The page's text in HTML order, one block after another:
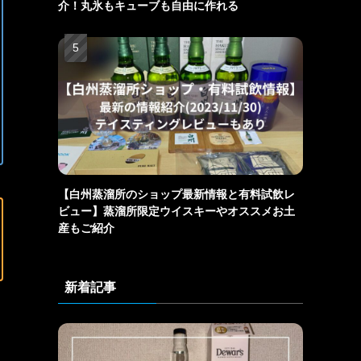
介！丸氷もキューブも自由に作れる
【白州蒸溜所のショップ最新情報と有料試飲レ
ビュー】蒸溜所限定ウイスキーやオススメお土
産もご紹介
新着記事